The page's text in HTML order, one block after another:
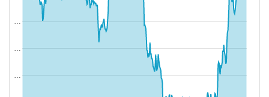
…
…
…